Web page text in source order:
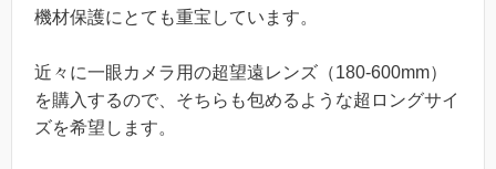
機材保護にとても重宝しています。
近々に一眼カメラ用の超望遠レンズ（180-600mm）
を購入するので、そちらも包めるような超ロングサイ
ズを希望します。